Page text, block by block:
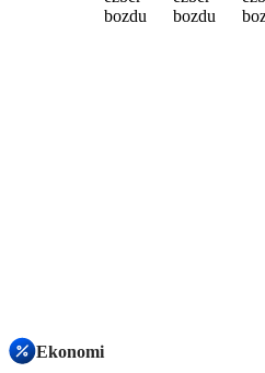
Ekonomi